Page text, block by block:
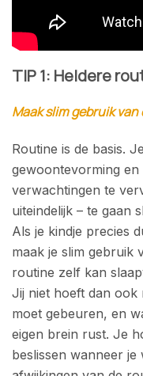
TIP 1: Heldere
Maak slim gebruik
Routine is de basis.
gewoontevorming
verwachtingen te
uiteindelijk – te gaan
Als je kindje precies
maak je slim gebruik
routine zelf kan
Jij niet hoeft dan ook
moet gebeuren, en
eigen brein rust. Je
beslissen wanneer je